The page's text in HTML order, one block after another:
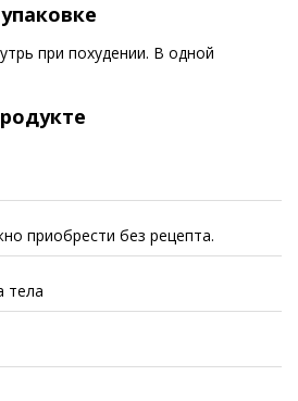
при похудении. В одной
приобрести без рецепта.
тела